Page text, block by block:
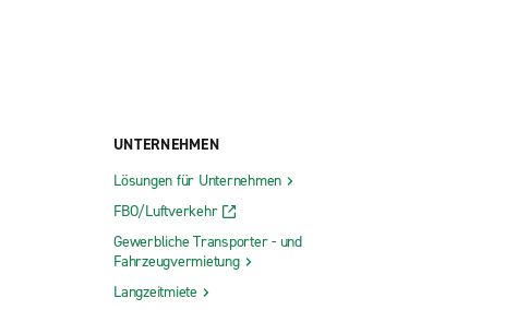
UNTERNEHMEN
Lösungen für Unternehmen
FBO/Luftverkehr
Gewerbliche Transporter - und
Fahrzeugvermietung
Langzeitmiete